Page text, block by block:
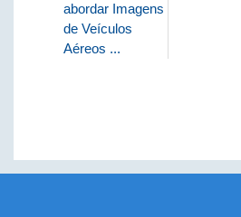
abordar Imagens
de Veículos
Aéreos ...